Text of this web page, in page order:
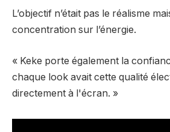
L’objectif n’était pas le réalisme
concentration sur l’énergie.
« Keke porte également la
chaque look avait cette qualité
directement à l'écran. »